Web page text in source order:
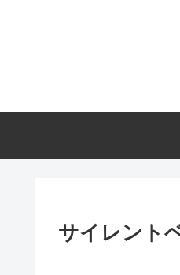
サイレント